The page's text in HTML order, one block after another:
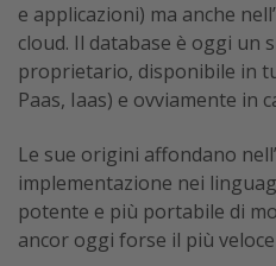
e applicazioni) ma anche
cloud. Il database è oggi un
proprietario, disponibile in
Paas, Iaas) e ovviamente in
Le sue origini affondano
implementazione nei
potente e più portabile di
ancor oggi forse il più